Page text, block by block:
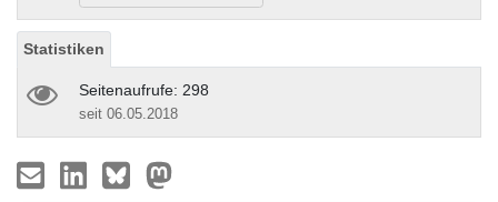
Statistiken
Seitenaufrufe: 298
seit 06.05.2018